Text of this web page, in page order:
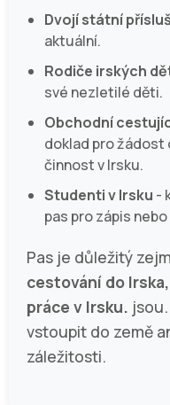
Dvojí státní
aktuální.
Rodiče irských
své nezletilé děti.
Obchodní
doklad pro žádost
činnost v Irsku.
Studenti v Irsku -
pas pro zápis
Pas je důležitý
cestování do
práce v Irsku.
vstoupit do země
záležitosti.